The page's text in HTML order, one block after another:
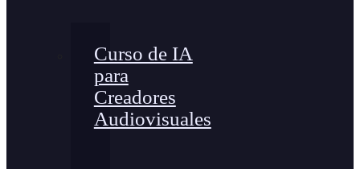
Curso de IA
para
Creadores
Audiovisuales